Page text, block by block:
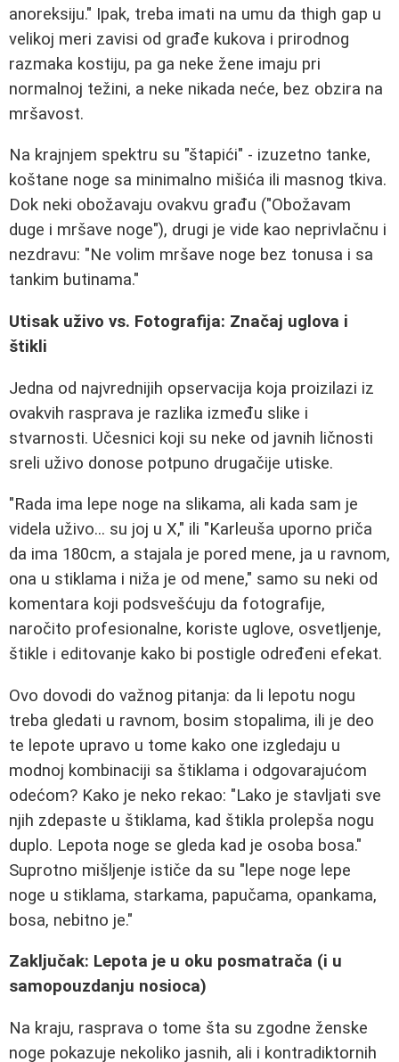
anoreksiju." Ipak, treba imati na umu da thigh gap u
velikoj meri zavisi od građe kukova i prirodnog
razmaka kostiju, pa ga neke žene imaju pri
normalnoj težini, a neke nikada neće, bez obzira na
mršavost.
Na krajnjem spektru su "štapići" - izuzetno tanke,
koštane noge sa minimalno mišića ili masnog tkiva.
Dok neki obožavaju ovakvu građu ("Obožavam
duge i mršave noge"), drugi je vide kao neprivlačnu i
nezdravu: "Ne volim mršave noge bez tonusa i sa
tankim butinama."
Utisak uživo vs. Fotografija: Značaj uglova i
štikli
Jedna od najvrednijih opservacija koja proizilazi iz
ovakvih rasprava je razlika između slike i
stvarnosti. Učesnici koji su neke od javnih ličnosti
sreli uživo donose potpuno drugačije utiske.
"Rada ima lepe noge na slikama, ali kada sam je
videla uživo... su joj u X," ili "Karleuša uporno priča
da ima 180cm, a stajala je pored mene, ja u ravnom,
ona u stiklama i niža je od mene," samo su neki od
komentara koji podsvešćuju da fotografije,
naročito profesionalne, koriste uglove, osvetljenje,
štikle i editovanje kako bi postigle određeni efekat.
Ovo dovodi do važnog pitanja: da li lepotu nogu
treba gledati u ravnom, bosim stopalima, ili je deo
te lepote upravo u tome kako one izgledaju u
modnoj kombinaciji sa štiklama i odgovarajućom
odećom? Kako je neko rekao: "Lako je stavljati sve
njih zdepaste u štiklama, kad štikla prolepša nogu
duplo. Lepota noge se gleda kad je osoba bosa."
Suprotno mišljenje ističe da su "lepe noge lepe
noge u stiklama, starkama, papučama, opankama,
bosa, nebitno je."
Zaključak: Lepota je u oku posmatrača (i u
samopouzdanju nosioca)
Na kraju, rasprava o tome šta su zgodne ženske
noge pokazuje nekoliko jasnih, ali i kontradiktornih